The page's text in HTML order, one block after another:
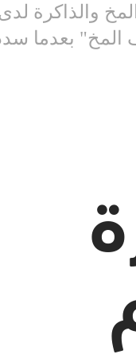
والذاكرة لدى
المخ" بعدما